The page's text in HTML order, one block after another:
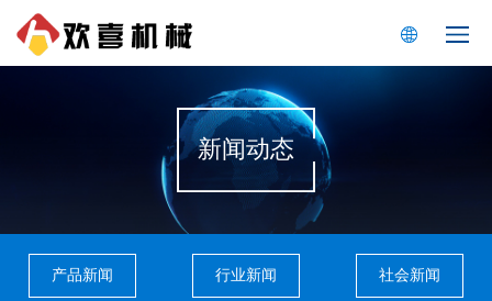
新闻动态
产品新闻 行业新闻 社会新闻